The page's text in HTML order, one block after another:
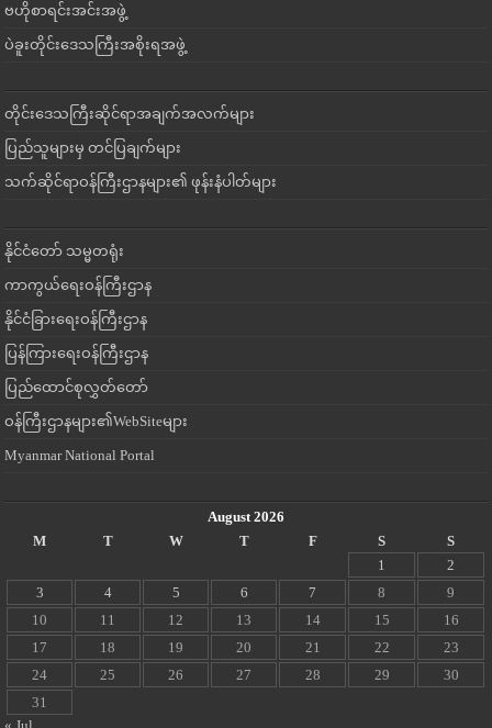
ဗဟိုစာရင်းအင်းအဖွဲ့
ပဲခူးတိုင်းဒေသကြီးအစိုးရအဖွဲ့
တိုင်းဒေသကြီးဆိုင်ရာအချက်အလက်များ
ပြည်သူများမှ တင်ပြချက်များ
သက်ဆိုင်ရာဝန်ကြီးဌာနများ၏ ဖုန်းနံပါတ်များ
နိုင်ငံတော် သမ္မတရုံး
ကာကွယ်ရေးဝန်ကြီးဌာန
နိုင်ငံခြားရေးဝန်ကြီးဌာန
ပြန်ကြားရေးဝန်ကြီးဌာန
ပြည်ထောင်စုလွှတ်တော်
ဝန်ကြီးဌာနများ၏WebSiteများ
Myanmar National Portal
August 2026
M
T W T F S
S
1
2
3
4 5 6 7 8
9
10
11 12 13 14 15
16
17
18 19 20 21 22
23
24
25 26 27 28 29
30
31